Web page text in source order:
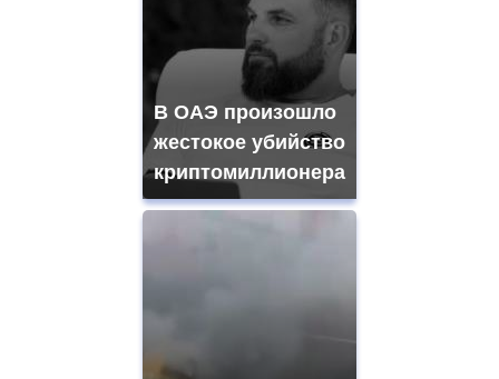
В ОАЭ произошло
жестокое убийство
криптомиллионера